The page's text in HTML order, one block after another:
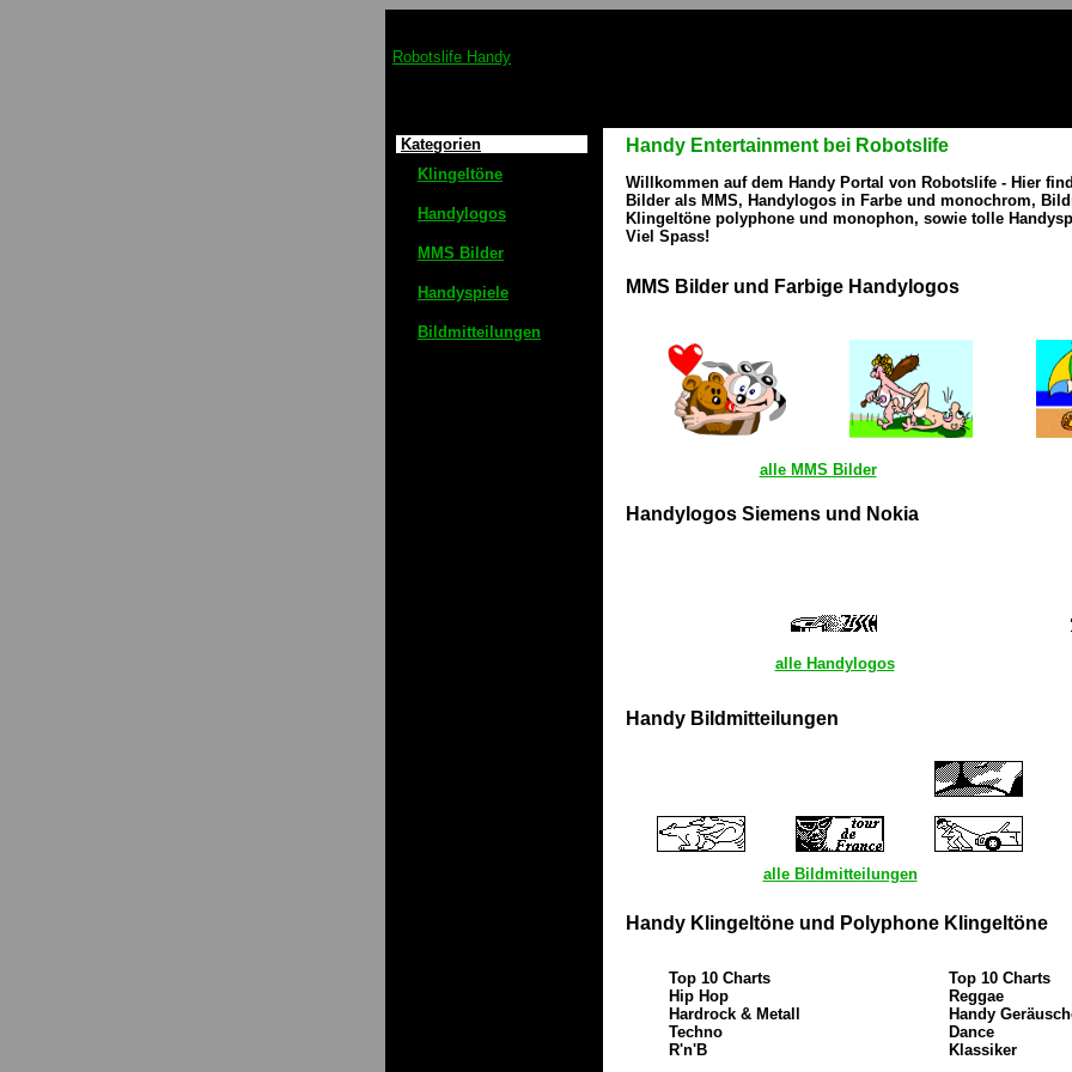
Robotslife Handy
Kategorien
Klingeltöne
Handylogos
MMS Bilder
Handyspiele
Bildmitteilungen
Handy Entertainment bei Robotslife
Willkommen auf dem Handy Portal von Robotslife - Hier
Bilder als MMS, Handylogos in Farbe und monochrom,
Klingeltöne polyphone und monophon, sowie tolle
Viel Spass!
MMS Bilder und Farbige Handylogos
alle MMS Bilder
Handylogos Siemens und Nokia
alle Handylogos
Handy Bildmitteilungen
alle Bildmitteilungen
Handy Klingeltöne und Polyphone Klingeltöne
Top 10 Charts
Hip Hop
Hardrock & Metall
Techno
R'n'B
Top 10 Charts
Reggae
Handy
Dance
Klassiker